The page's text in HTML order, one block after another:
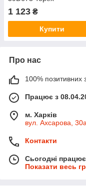
1 123 ₴
Купити
Про нас
100% позитивних з
Працює з
м. Харків
вул. Ахсарова,
Контакти
Сьогодні
Показати весь